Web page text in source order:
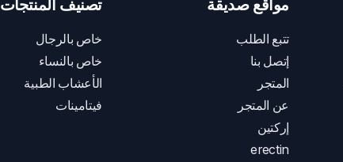
مواقع صديقة
تتبع الطلب
إتصل بنا
المتجر
عن المتجر
إركتين
erectin
تصنيف المنتجات
خاص بالرجال
خاص بالنساء
الأعشاب الطبية
فيتامينات